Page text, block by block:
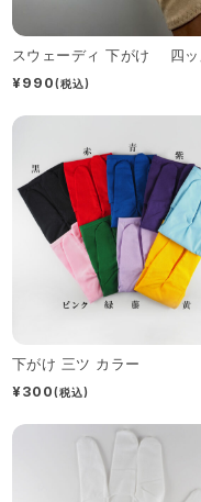
スウェーディ 下がけ 四ッ
¥990(税込)
下がけ 三ツ カラー
¥300(税込)